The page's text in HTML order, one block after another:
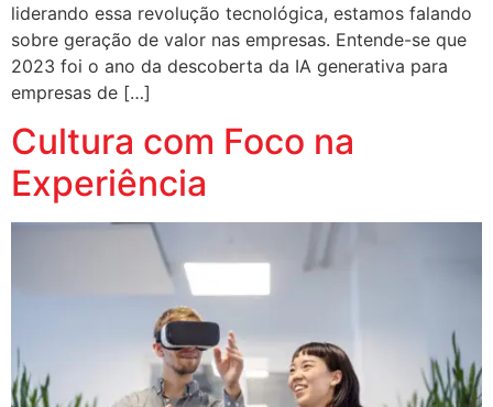
liderando essa revolução tecnológica, estamos falando
sobre geração de valor nas empresas. Entende-se que
2023 foi o ano da descoberta da IA generativa para
empresas de […]
Cultura com Foco na
Experiência